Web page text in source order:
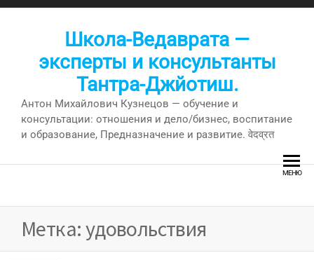
Перейти
Школа-Ведаврата —
эксперты и консультанты
Тантра-Джйотиш.
Антон Михайлович Кузнецов — обучение и
консультации: отношения и дело/бизнес, воспитание
и образование, Предназначение и развитие. वेदव्रत
МЕНЮ
Метка:удовольствия